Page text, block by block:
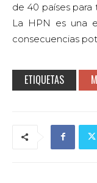
de 40 países para
La HPN es una
consecuencias
ETIQUETAS